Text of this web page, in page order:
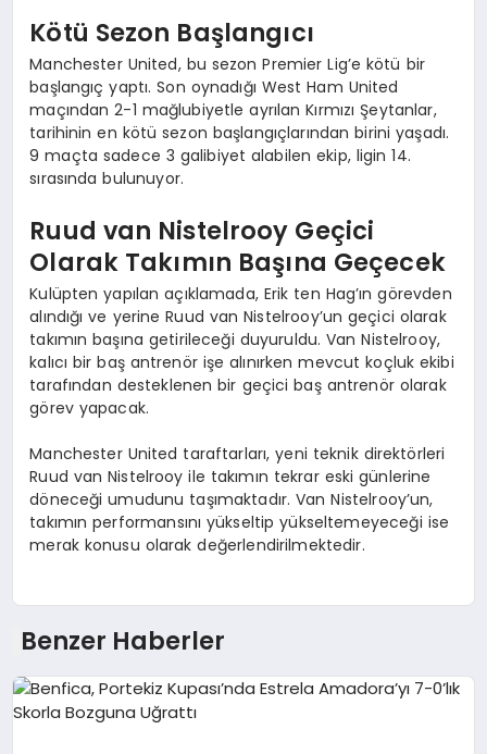
DIĞER
Kötü Sezon Başlangıcı
Manchester United, bu sezon Premier Lig’e kötü bir
başlangıç yaptı. Son oynadığı West Ham United
maçından 2-1 mağlubiyetle ayrılan Kırmızı Şeytanlar,
tarihinin en kötü sezon başlangıçlarından birini yaşadı.
9 maçta sadece 3 galibiyet alabilen ekip, ligin 14.
sırasında bulunuyor.
Ruud van Nistelrooy Geçici
Olarak Takımın Başına Geçecek
Kulüpten yapılan açıklamada, Erik ten Hag’ın görevden
alındığı ve yerine Ruud van Nistelrooy’un geçici olarak
takımın başına getirileceği duyuruldu. Van Nistelrooy,
kalıcı bir baş antrenör işe alınırken mevcut koçluk ekibi
tarafından desteklenen bir geçici baş antrenör olarak
görev yapacak.
Manchester United taraftarları, yeni teknik direktörleri
Ruud van Nistelrooy ile takımın tekrar eski günlerine
döneceği umudunu taşımaktadır. Van Nistelrooy’un,
takımın performansını yükseltip yükseltemeyeceği ise
merak konusu olarak değerlendirilmektedir.
Benzer Haberler